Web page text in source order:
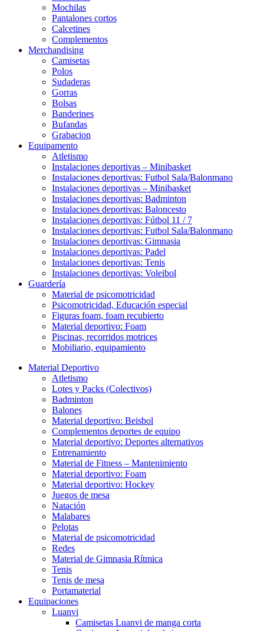
Mochilas
Pantalones cortos
Calcetines
Complementos
Merchandising
Camisetas
Polos
Sudaderas
Gorras
Bolsas
Banderines
Bufandas
Grabacion
Equipamento
Atletismo
Instalaciones deportivas – Minibasket
Instalaciones deportivas: Futbol Sala/Balonmano
Instalaciones deportivas – Minibasket
Instalaciones deportivas: Badminton
Instalaciones deportivas: Baloncesto
Instalaciones deportivas: Fútbol 11 / 7
Instalaciones deportivas: Futbol Sala/Balonmano
Instalaciones deportivas: Gimnasia
Instalaciones deportivas: Padel
Instalaciones deportivas: Tenis
Instalaciones deportivas: Voleibol
Guardería
Material de psicomotricidad
Psicomotricidad, Educación especial
Figuras foam, foam recubierto
Material deportivo: Foam
Piscinas, recorridos motrices
Mobiliario, equipamiento
Material Deportivo
Atletismo
Lotes y Packs (Colectivos)
Badminton
Balones
Material deportivo: Beisbol
Complementos deportes de equipo
Material deportivo: Deportes alternativos
Entrenamiento
Material de Fitness – Mantenimiento
Material deportivo: Foam
Material deportivo: Hockey
Juegos de mesa
Natación
Malabares
Pelotas
Material de psicomotricidad
Redes
Material de Gimnasia Rítmica
Tenis
Tenis de mesa
Portamaterial
Equipaciones
Luanvi
Camisetas Luanvi de manga corta